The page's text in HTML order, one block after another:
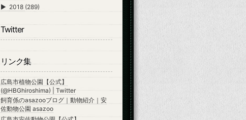
► 2018 (289)
Twitter
リンク集
広島市植物公園【公式】
(@HBGhiroshima) | Twitter
飼育係のasazooブログ｜動物紹介｜安
佐動物公園 asazoo